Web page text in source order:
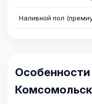
Наливной пол
Особенности